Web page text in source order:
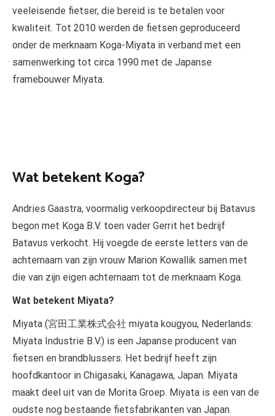
veeleisende fietser, die bereid is te betalen voor
kwaliteit. Tot 2010 werden de fietsen geproduceerd
onder de merknaam Koga-Miyata in verband met een
samenwerking tot circa 1990 met de Japanse
framebouwer Miyata.
Wat betekent Koga?
Andries Gaastra, voormalig verkoopdirecteur bij Batavus
begon met Koga B.V. toen vader Gerrit het bedrijf
Batavus verkocht. Hij voegde de eerste letters van de
achternaam van zijn vrouw Marion Kowallik samen met
die van zijn eigen achternaam tot de merknaam Koga.
Wat betekent Miyata?
Miyata (宮田工業株式会社 miyata kougyou, Nederlands:
Miyata Industrie B.V.) is een Japanse producent van
fietsen en brandblussers. Het bedrijf heeft zijn
hoofdkantoor in Chigasaki, Kanagawa, Japan. Miyata
maakt deel uit van de Morita Groep. Miyata is een van de
oudste nog bestaande fietsfabrikanten van Japan.